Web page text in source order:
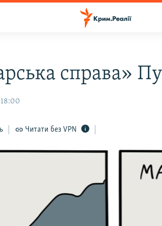
справа»
Читати без VPN